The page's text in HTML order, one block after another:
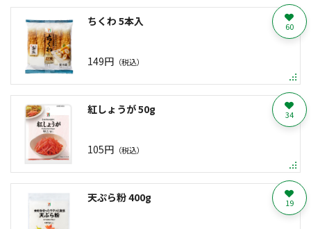
ちくわ 5本入
149円 （税込）
60
紅しょうが 50g
105円 （税込）
34
天ぷら粉 400g 19